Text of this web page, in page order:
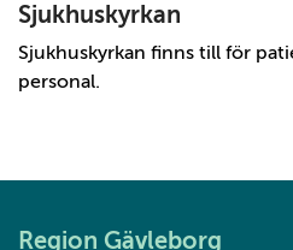
Sjukhuskyrkan
Sjukhuskyrkan finns till för
personal.
Region Gävleborg